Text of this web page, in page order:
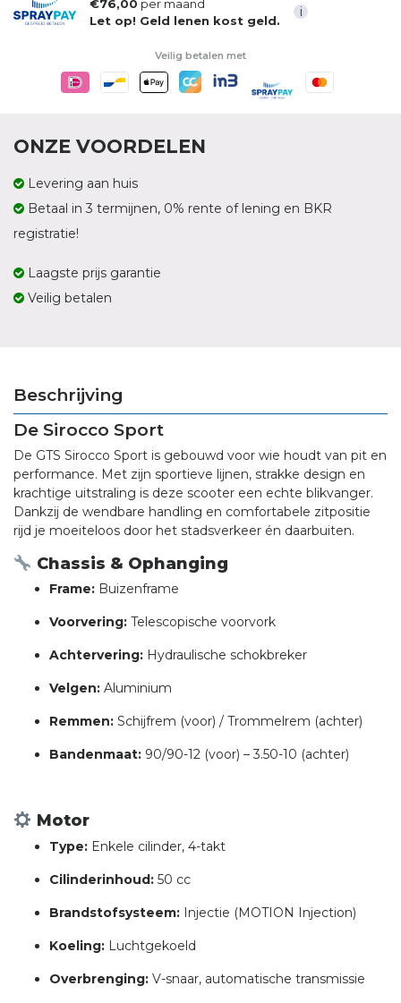
€76,00 per maand
Let op! Geld lenen kost geld.
i
Veilig betalen met
ONZE VOORDELEN
Levering aan huis
Betaal in 3 termijnen, 0% rente of lening en BKR
registratie!
Laagste prijs garantie
Veilig betalen
Beschrijving
De Sirocco Sport
De GTS Sirocco Sport is gebouwd voor wie houdt van pit en
performance. Met zijn sportieve lijnen, strakke design en
krachtige uitstraling is deze scooter een echte blikvanger.
Dankzij de wendbare handling en comfortabele zitpositie
rijd je moeiteloos door het stadsverkeer én daarbuiten.
Chassis & Ophanging
Frame: Buizenframe
Voorvering: Telescopische voorvork
Achtervering: Hydraulische schokbreker
Velgen: Aluminium
Remmen: Schijfrem (voor) / Trommelrem (achter)
Bandenmaat: 90/90-12 (voor) – 3.50-10 (achter)
Motor
Type: Enkele cilinder, 4-takt
Cilinderinhoud: 50 cc
Brandstofsysteem: Injectie (MOTION Injection)
Koeling: Luchtgekoeld
Overbrenging: V-snaar, automatische transmissie